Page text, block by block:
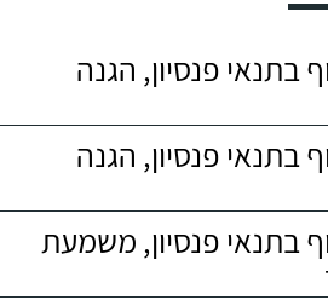
בתנאי פנסיון, הגנה
בתנאי פנסיון, הגנה
בתנאי פנסיון, משמעת